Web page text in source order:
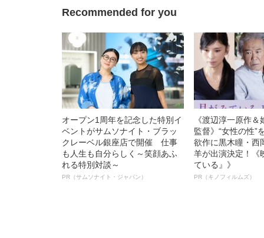
Recommended for you
オープン1周年を記念した特別イ
ベントがサムソナイト・ブラッ
クレーベル銀座店で開催 仕事
も人生も自分らしく～笑顔あふ
れる特別対談～
PR（サムソナイト・ジャパン）
《渡辺淳一原作
監督》“女性の性”
欲作に黒木瞳・西
羊が出演決定！《
ている』》
PR（キノフィルムズ）